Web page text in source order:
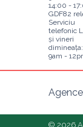
14:00 -
GDF82
Serviciu
telefonic
și vineri
dimineața:
9am -
© 2026